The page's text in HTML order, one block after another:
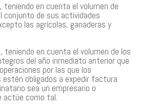
teniendo en cuenta el volumen de
conjunto de sus actividades
las agrícolas, ganaderas y
teniendo en cuenta el volumen de los
del año inmediato anterior que
por las que los
obligados a expedir factura
sea un empresario o
actúe como tal.